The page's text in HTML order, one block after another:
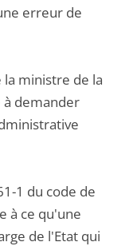
erreur de
ministre de la
demander
1 du code de
à ce qu'une
de l'Etat qui